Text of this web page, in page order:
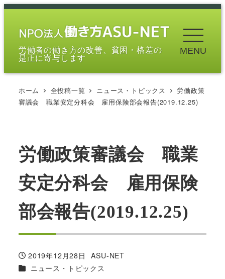
メ
労働者の働き方の改善、貧困・格差の
是正に寄与します
MENU
ホーム 全投稿一覧 ニュース・トピックス
労働政策
審議会 職業安定分科会 雇用保険部会報告(2019.12.25)
労働政策審議会 職業
安定分科会 雇用保険
部会報告(2019.12.25)
投稿日
2019年12月28日
著
者
ASU-NET
カテゴリー
ニュース・トピックス